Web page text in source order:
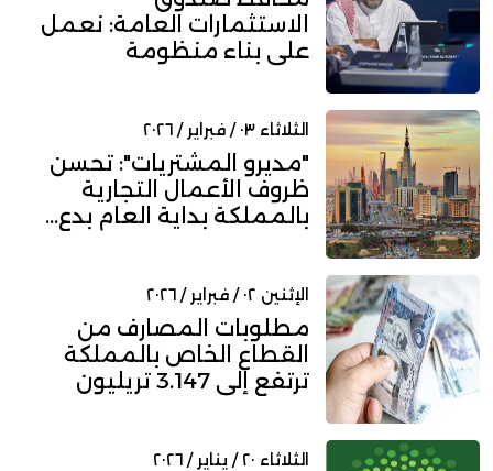
الاستثمارات العامة: نعمل
على بناء منظومة
الثلاثاء ٠٣ / فبراير / ٢٠٢٦
"مديرو المشتريات": تحسن
ظروف الأعمال التجارية
بالمملكة بداية العام بدع...
الإثنين ٠٢ / فبراير / ٢٠٢٦
مطلوبات المصارف من
القطاع الخاص بالمملكة
ترتفع إلى 3.147 تريليون
الثلاثاء ٢٠ / يناير / ٢٠٢٦